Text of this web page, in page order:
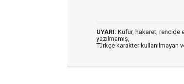
UYARI: Küfür, hakaret, rencide
yazılmamış,
Türkçe karakter kullanılmayan